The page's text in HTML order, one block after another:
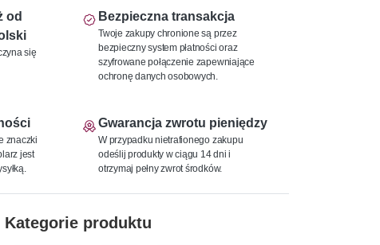
od
się
Bezpieczna transakcja
Twoje zakupy chronione są przez
bezpieczny system płatności oraz
szyfrowane połączenie zapewniające
ochronę danych osobowych.
znaczki
jest
Gwarancja zwrotu pieniędzy
W przypadku nietrafionego zakupu
odeślij produkty w ciągu 14 dni i
otrzymaj pełny zwrot środków.
Kategorie produktu